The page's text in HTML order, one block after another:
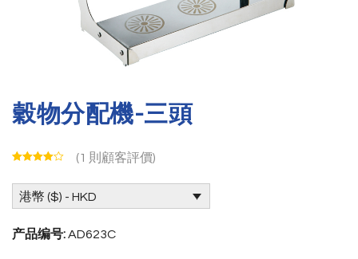
穀物分配機-三頭
(1 則顧客評價)
港幣 ($) - HKD
产品编号:AD623C